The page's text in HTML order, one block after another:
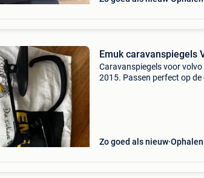
Emuk caravanspiegels
Caravanspiegels voor
2015. Passen perfect op de
Zo goed als nieuw Ophalen